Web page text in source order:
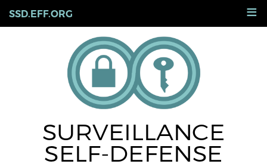
toSSD.EFF.ORG ≡
SURVEILLANCE
SELF-DEFENSE